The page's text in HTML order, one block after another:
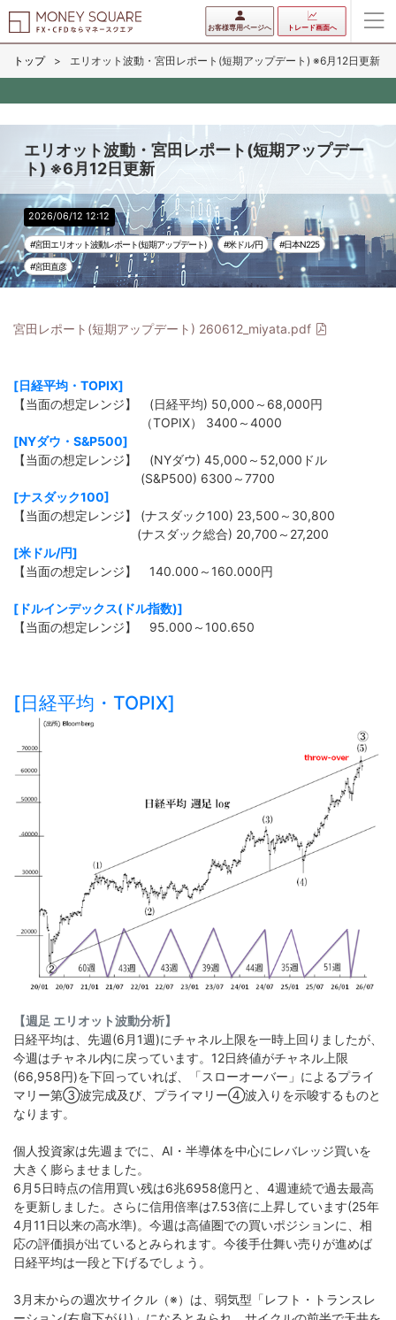
お客様専用ページへ トレード画面へ
トップ エリオット波動・宮田レポート(短期アップデート) ※6月12日更新
エリオット波動・宮田レポート(短期アップデー
ト) ※6月12日更新
2026/06/12 12:12
#宮田エリオット波動レポート(短期アップデート) #米ドル/円 #日本N225
#宮田直彦
宮田レポート(短期アップデート) 260612_miyata.pdf
[日経平均・TOPIX]
【当面の想定レンジ】 (日経平均) 50,000～68,000円
（TOPIX） 3400～4000
[NYダウ・S&P500]
【当面の想定レンジ】 (NYダウ) 45,000～52,000ドル
(S&P500) 6300～7700
[ナスダック100]
【当面の想定レンジ】 (ナスダック100) 23,500～30,800
(ナスダック総合) 20,700～27,200
[米ドル/円]
【当面の想定レンジ】 140.000～160.000円
[ドルインデックス(ドル指数)]
【当面の想定レンジ】 95.000～100.650
[日経平均・TOPIX]
【週足 エリオット波動分析】
日経平均は、先週(6月1週)にチャネル上限を一時上回りましたが、
今週はチャネル内に戻っています。12日終値がチャネル上限
(66,958円)を下回っていれば、「スローオーバー」によるプライ
マリー第➂波完成及び、プライマリー➃波入りを示唆するものと
なります。
個人投資家は先週までに、AI・半導体を中心にレバレッジ買いを
大きく膨らませました。
6月5日時点の信用買い残は6兆6958億円と、4週連続で過去最高
を更新しました。さらに信用倍率は7.53倍に上昇しています(25年
4月11日以来の高水準)。今週は高値圏での買いポジションに、相
応の評価損が出ているとみられます。今後手仕舞い売りが進めば
日経平均は一段と下げるでしょう。
3月末からの週次サイクル（※）は、弱気型「レフト・トランスレ